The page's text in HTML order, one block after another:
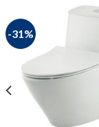
-31%